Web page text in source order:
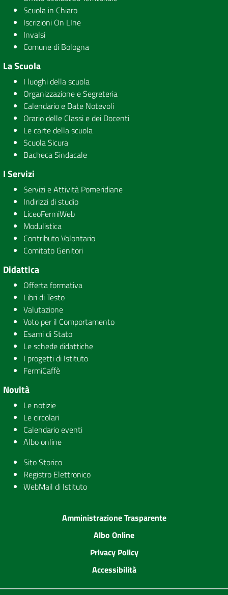
Scuola in Chiaro
Iscrizioni On LIne
Invalsi
Comune di Bologna
La Scuola
I luoghi della scuola
Organizzazione e Segreteria
Calendario e Date Notevoli
Orario delle Classi e dei Docenti
Le carte della scuola
Scuola Sicura
Bacheca Sindacale
I Servizi
Servizi e Attività Pomeridiane
Indirizzi di studio
LiceoFermiWeb
Modulistica
Contributo Volontario
Comitato Genitori
Didattica
Offerta formativa
Libri di Testo
Valutazione
Voto per il Comportamento
Esami di Stato
Le schede didattiche
I progetti di Istituto
FermiCaffè
Novità
Le notizie
Le circolari
Calendario eventi
Albo online
Sito Storico
Registro Elettronico
WebMail di Istituto
Amministrazione Trasparente
Albo Online
Privacy Policy
Accessibilità